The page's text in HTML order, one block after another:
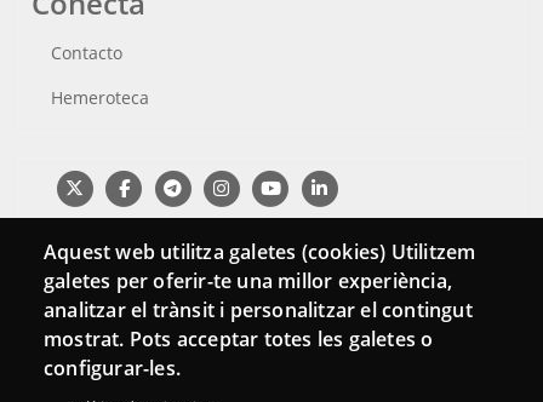
Contacto
Hemeroteca
Aquest web utilitza galetes (cookies) Utilitzem
galetes per oferir-te una millor experiència,
analitzar el trànsit i personalitzar el contingut
mostrat. Pots acceptar totes les galetes o
configurar-les.